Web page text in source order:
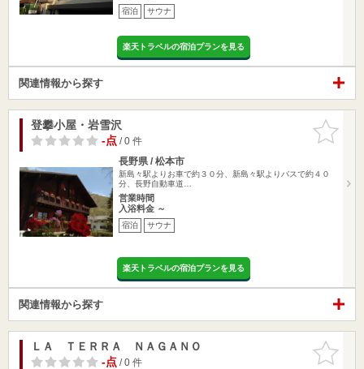
宿泊 サウナ
楽天トラベルの宿泊プランを見る
関連情報から探す
お気に入
りに追加
登攀小屋・岩雪沢
-点/ 0 件
長野県 / 松本市
新島々駅よりお車で約３０分、新島々駅よりバスで約４０
分、長野自動車道…
営業時間
入浴料金 ～
宿泊 サウナ
楽天トラベルの宿泊プランを見る
関連情報から探す
お気に入
りに追加
ＬＡ ＴＥＲＲＡ ＮＡＧＡＮＯ
-点/ 0 件